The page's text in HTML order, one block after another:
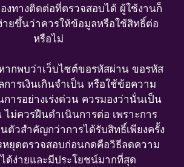
งทางติดต่อที่ตรวจสอบได้ ผู้ใช้งานก็
ายขึ้นว่าควรให้ข้อมูลหรือใช้สิทธิ์ต่อ
หรือไม่
ากพบว่าเว็บไซต์ขอรหัสผ่าน ขอรหัส
ารเงินเกินจำเป็น หรือใช้ข้อความ
ารอย่างเร่งด่วน ควรมองว่านั่นเป็น
ม่ควรฝืนดำเนินการต่อ เพราะการ
ตัวสำคัญกว่าการได้รับสิทธิ์เพียงครั้ง
หยุดตรวจสอบก่อนกดคือวิธีลดความ
ได้ง่ายและมีประโยชน์มากที่สุด